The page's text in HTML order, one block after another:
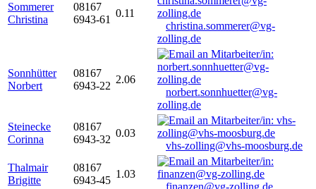
Sommerer
Christina
08167
6943-61
0.11
christina.sommerer@vg-
zolling.de
Sonnhütter
Norbert
08167
6943-22
2.06
norbert.sonnhuetter@vg-
zolling.de
Steinecke
Corinna
08167
6943-32
0.03
vhs-zolling@vhs-moosburg.de
Thalmair
Brigitte
08167
6943-45
1.03